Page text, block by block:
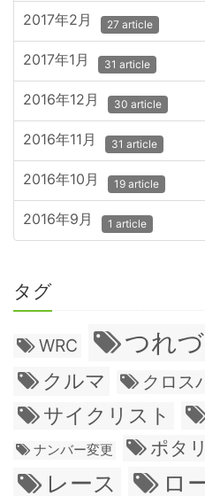
2017年2月 27 article
2017年1月 31 article
2016年12月 30 article
2016年11月 31 article
2016年10月 19 article
2016年9月 1 article
タグ
WRC つれ
クルマ クロス
サイクリスト
ナンバー変更 ポタ
レース
ロ